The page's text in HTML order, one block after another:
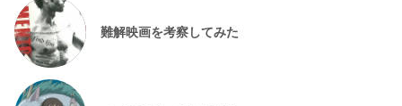
難解映画を考察してみた